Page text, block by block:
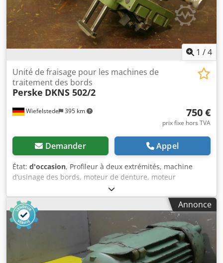
1 /4
Wiefelstede 395 km
Unité de fraisage pour les machines de
traitement des bords
Perske DKNS 502/2
750 €
prix fixe hors TVA
Demander Appel
État: d'occasion, Profileur à deux extrémités, machine
d’usinage des bords, moteur de denture, moteur
d’usinage, moteur de fraisage, moteur de broche -Guidage
par queue d’aronde, table croisée -Avec guide pour le
tronçonnage des chants de placage -Puissance : 0,15 kW,
11 160 tr/min à 200 Hz -Tension : 133 volts -Dimensions : -
Outil : Ø 150 mm Dksdpfob A Ta Njx Akgor -Dimensions :
880/260/H300 mm -Poids : 18,5 kg
Annonce